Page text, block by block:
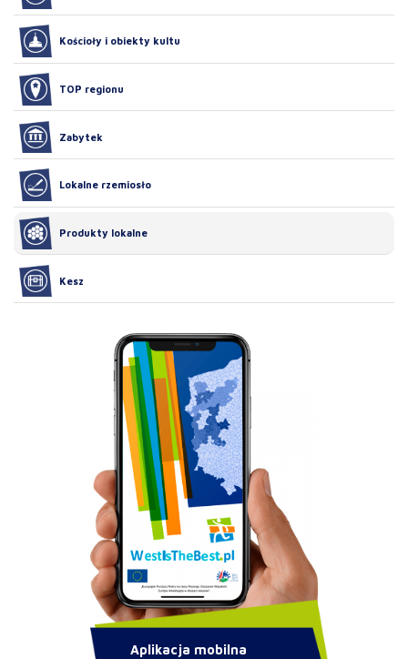
Kościoły i obiekty kultu
TOP regionu
Zabytek
Lokalne rzemiosło
Produkty lokalne
Kesz
Aplikacja mobilna